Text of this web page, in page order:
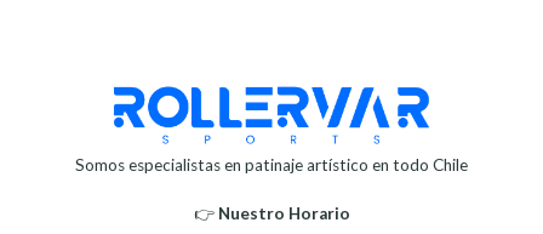
Somos especialistas en patinaje artístico en todo Chile
👉 Nuestro Horario⁣⁣